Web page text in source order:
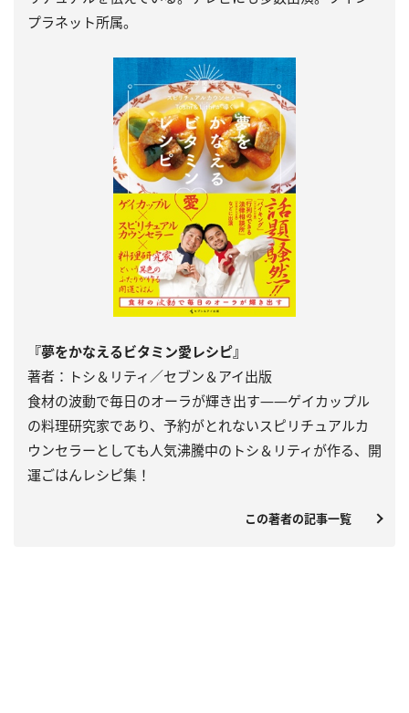
プラネット所属。
『夢をかなえるビタミン愛レシピ』
著者：トシ＆リティ／セブン＆アイ出版
食材の波動で毎日のオーラが輝き出す――ゲイカップル
の料理研究家であり、予約がとれないスピリチュアルカ
ウンセラーとしても人気沸騰中のトシ＆リティが作る、開
運ごはんレシピ集！
この著者の記事一覧